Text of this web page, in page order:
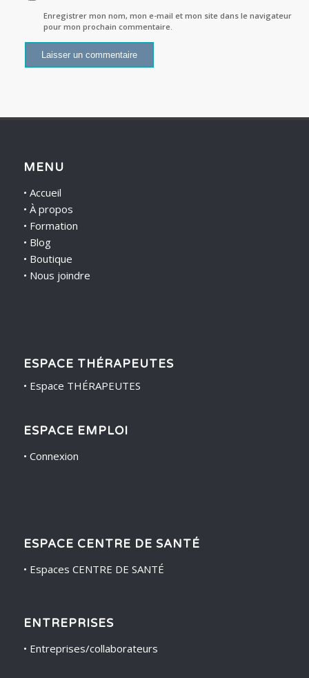
Enregistrer mon nom, mon e-mail et mon site dans le navigateur
pour mon prochain commentaire.
MENU
• Accueil
• À propos
• Formation
• Blog
• Boutique
• Nous joindre
ESPACE THÉRAPEUTES
• Espace THÉRAPEUTES
ESPACE EMPLOI
• Connexion
ESPACE CENTRE DE SANTÉ
• Espaces CENTRE DE SANTÉ
ENTREPRISES
• Entreprises/collaborateurs